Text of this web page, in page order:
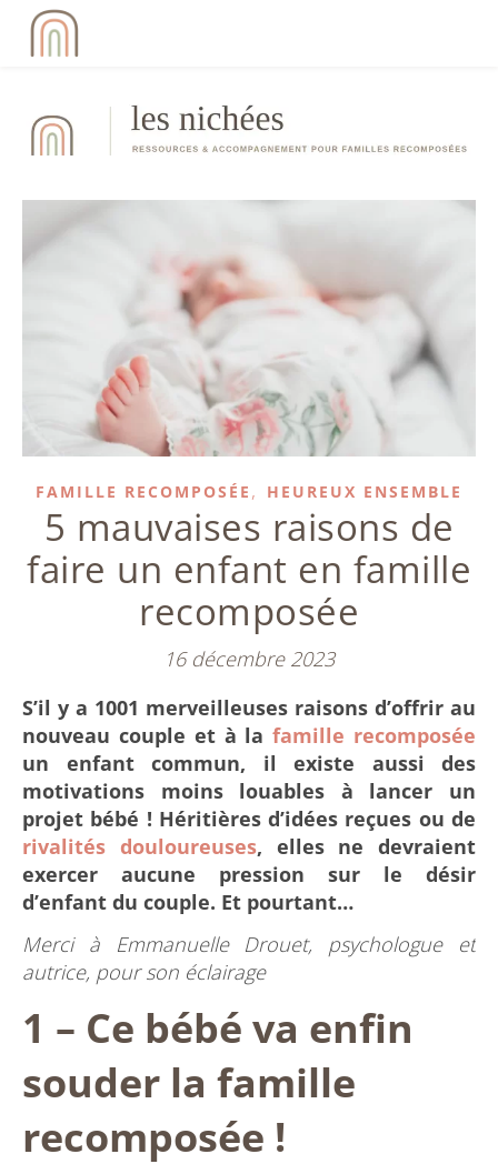
FAMILLE RECOMPOSÉE , HEUREUX ENSEMBLE
5 mauvaises raisons de
faire un enfant en famille
recomposée
16 décembre 2023
S’il y a 1001 merveilleuses raisons d’offrir au
nouveau couple et à lafamille recomposée
un enfant commun, il existe aussi des
motivations moins louables à lancer un
projet bébé ! Héritières d’idées reçues ou de
rivalités douloureuses, elles ne devraient
exercer aucune pression sur le désir
d’enfant du couple. Et pourtant…
Merci à Emmanuelle Drouet, psychologue et
autrice, pour son éclairage
1 – Ce bébé va enfin
souder la famille
recomposée !